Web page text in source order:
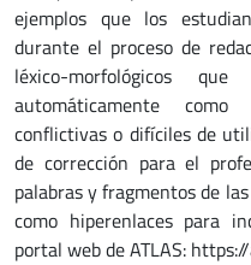
ejemplos que los
durante el proceso de
léxico-morfológicos
automáticamente
conflictivas o difíciles de
de corrección para el
palabras y fragmentos de
como hiperenlaces para
portal web de ATLAS: